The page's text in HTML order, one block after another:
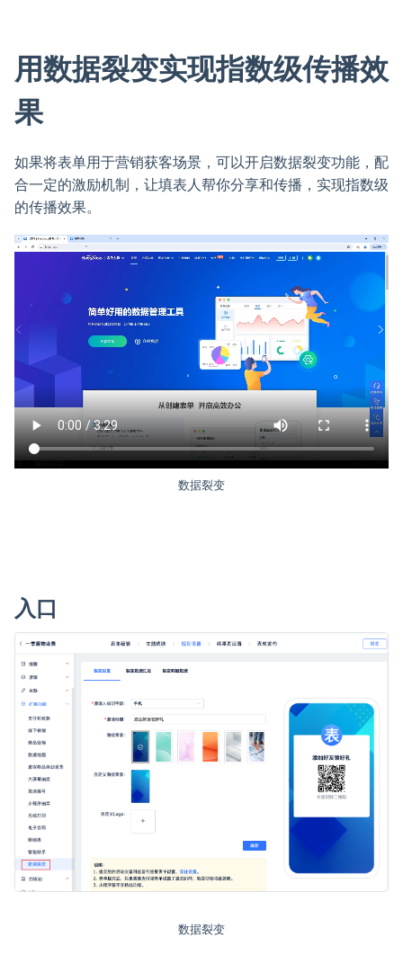
用数据裂变实现指数级传播效
果
如果将表单用于营销获客场景，可以开启数据裂变功能，配
合一定的激励机制，让填表人帮你分享和传播，实现指数级
的传播效果。
数据裂变
入口
数据裂变